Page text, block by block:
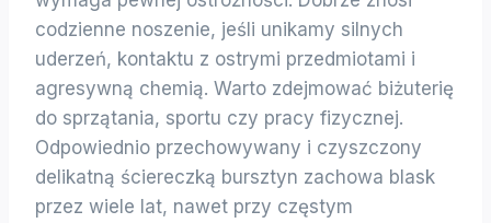
codzienne noszenie, jeśli unikamy silnych
uderzeń, kontaktu z ostrymi przedmiotami i
agresywną chemią. Warto zdejmować biżuterię
do sprzątania, sportu czy pracy fizycznej.
Odpowiednio przechowywany i czyszczony
delikatną ściereczką bursztyn zachowa blask
przez wiele lat, nawet przy częstym